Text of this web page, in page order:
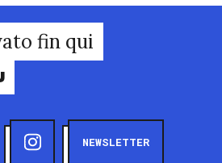
fin qui
NEWSLETTER